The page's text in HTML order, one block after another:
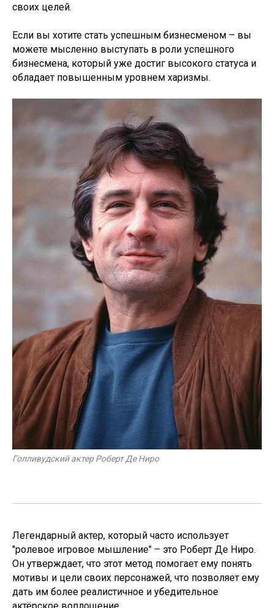
своих целей.
Если вы хотите стать успешным бизнесменом – вы
можете мысленно выступать в роли успешного
бизнесмена, который уже достиг высокого статуса и
обладает повышенным уровнем харизмы.
Голливудский актер Роберт Де Ниро
Легендарный актер, который часто использует
"ролевое игровое мышление" – это Роберт Де Ниро.
Он утверждает, что этот метод помогает ему понять
мотивы и цели своих персонажей, что позволяет ему
дать им более реалистичное и убедительное
актёрское воплощение.